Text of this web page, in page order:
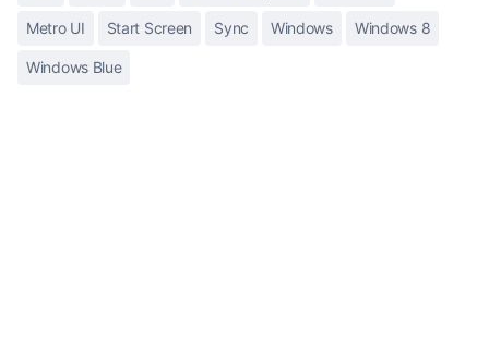
Metro UI Start Screen Sync Windows Windows 8
Windows Blue